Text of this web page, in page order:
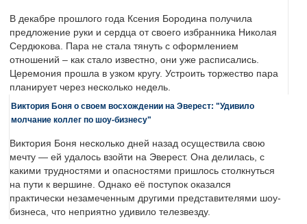
В декабре прошлого года Ксения Бородина получила
предложение руки и сердца от своего избранника Николая
Сердюкова. Пара не стала тянуть с оформлением
отношений – как стало известно, они уже расписались.
Церемония прошла в узком кругу. Устроить торжество пара
планирует через несколько недель.
Виктория Боня о своем восхождении на Эверест: "Удивило
молчание коллег по шоу-бизнесу"
Виктория Боня несколько дней назад осуществила свою
мечту — ей удалось взойти на Эверест. Она делилась, с
какими трудностями и опасностями пришлось столкнуться
на пути к вершине. Однако её поступок оказался
практически незамеченным другими представителями шоу-
бизнеса, что неприятно удивило телезвезду.